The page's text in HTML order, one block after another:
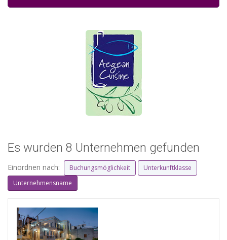
Es wurden 8 Unternehmen gefunden
Einordnen nach: Buchungsmöglichkeit
Unterkunftklasse
Unternehmensname